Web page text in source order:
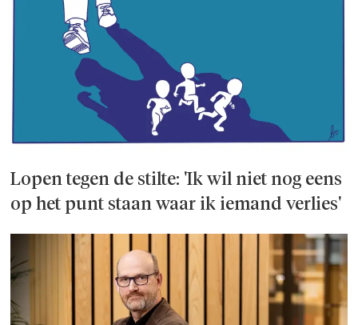
Lopen tegen de stilte: 'Ik wil niet nog eens
op het punt staan waar ik iemand verlies'